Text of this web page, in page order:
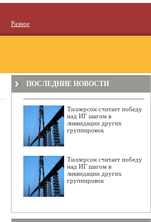
Разное
ПОСЛЕДНИЕ НОВОСТИ
Тиллерсон считает победу
над ИГ шагом в
ликвидации других
группировок
Тиллерсон считает победу
над ИГ шагом в
ликвидации других
группировок